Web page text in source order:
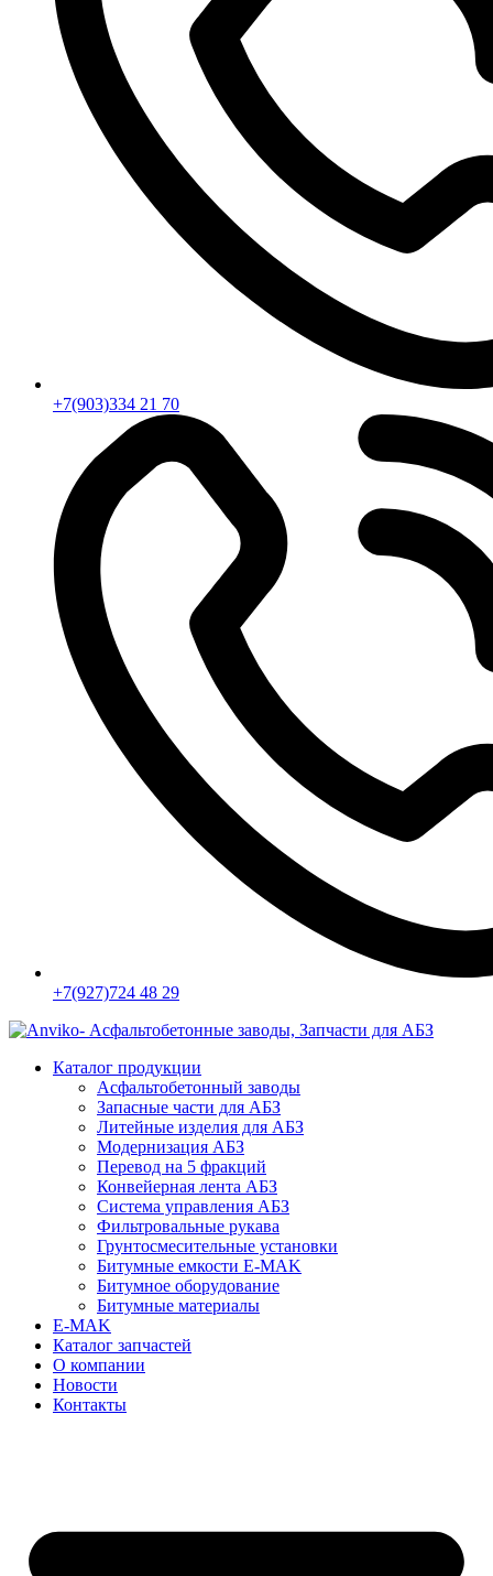
+7(903)334 21 70
+7(927)724 48 29
Каталог продукции
Асфальтобетонный заводы
Запасные части для АБЗ
Литейные изделия для АБЗ
Модернизация АБЗ
Перевод на 5 фракций
Конвейерная лента АБЗ
Система управления АБЗ
Фильтровальные рукава
Грунтосмесительные установки
Битумные емкости E-MAK
Битумное оборудование
Битумные материалы
E-MAK
Каталог запчастей
О компании
Новости
Контакты